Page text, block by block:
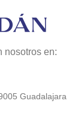
nosotros en:
Guadalajara